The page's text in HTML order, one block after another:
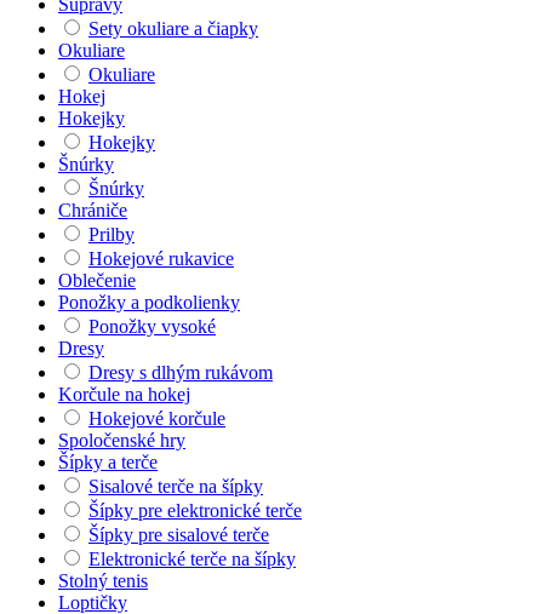
Súpravy
Sety okuliare a čiapky
Okuliare
Okuliare
Hokej
Hokejky
Hokejky
Šnúrky
Šnúrky
Chrániče
Prilby
Hokejové rukavice
Oblečenie
Ponožky a podkolienky
Ponožky vysoké
Dresy
Dresy s dlhým rukávom
Korčule na hokej
Hokejové korčule
Spoločenské hry
Šípky a terče
Sisalové terče na šípky
Šípky pre elektronické terče
Šípky pre sisalové terče
Elektronické terče na šípky
Stolný tenis
Loptičky